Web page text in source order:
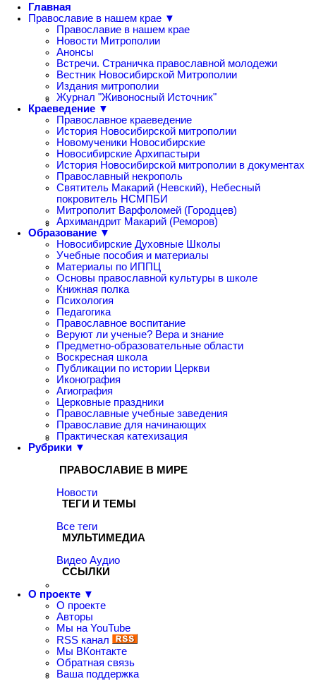
Главная
Православие в нашем крае ▼
Православие в нашем крае
Новости Митрополии
Анонсы
Встречи. Страничка православной молодежи
Вестник Новосибирской Митрополии
Издания митрополии
Журнал "Живоносный Источник"
Краеведение ▼
Православное краеведение
История Новосибирской митрополии
Новомученики Новосибирские
Новосибирские Архипастыри
История Новосибирской митрополии в документах
Православный некрополь
Святитель Макарий (Невский), Небесный
покровитель НСМПБИ
Митрополит Варфоломей (Городцев)
Архимандрит Макарий (Реморов)
Образование ▼
Новосибирские Духовные Школы
Учебные пособия и материалы
Материалы по ИППЦ
Основы православной культуры в школе
Книжная полка
Психология
Педагогика
Православное воспитание
Веруют ли ученые? Вера и знание
Предметно-образовательные области
Воскресная школа
Публикации по истории Церкви
Иконография
Агиография
Церковные праздники
Православные учебные заведения
Православие для начинающих
Практическая катехизация
Рубрики ▼
ПРАВОСЛАВИЕ В МИРЕ
Новости
ТЕГИ И ТЕМЫ
Все теги
МУЛЬТИМЕДИА
Видео Аудио
ССЫЛКИ
О проекте ▼
О проекте
Авторы
Мы на YouTube
RSS канал
Мы ВКонтакте
Обратная связь
Ваша поддержка